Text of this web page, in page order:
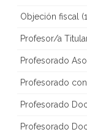
Objeción fiscal
Profesor/a
Profesorado
Profesorado
Profesorado
Profesorado